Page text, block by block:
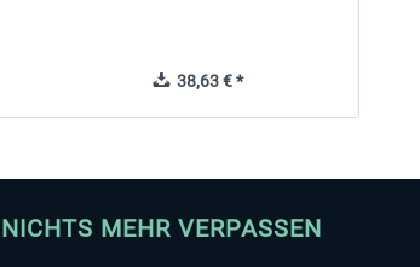
38,63 € *
NICHTS MEHR VERPASSEN